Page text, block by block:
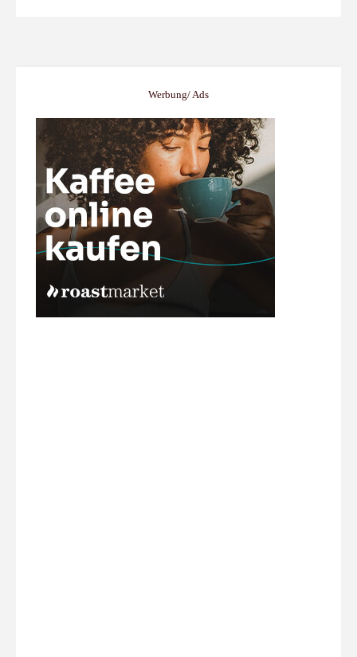
Werbung/ Ads